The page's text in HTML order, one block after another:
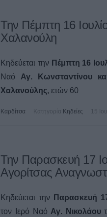
Την Πέμπτη 16
Χαλανούλη
Κηδεύεται την Πέμπτη 16
Ναό Αγ. Κωνσταντίνου
Χαλανούλης, ετών 60
Καρδίτσα Κατηγορία Κηδείες 15
Την Παρασκευή 17
Αγορίτσας
Κηδεύεται την Παρασκευή
τον Ιερό Ναό Αγ. Νικολάου